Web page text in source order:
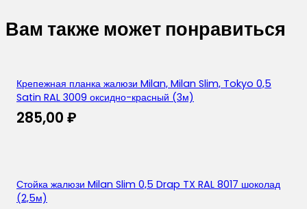
Вам также может понравиться
Крепежная планка жалюзи Milan, Milan Slim, Tokyo 0,5
Satin RAL 3009 оксидно-красный (3м)
285,00 ₽
Стойка жалюзи Milan Slim 0,5 Drap TX RAL 8017 шоколад
(2,5м)